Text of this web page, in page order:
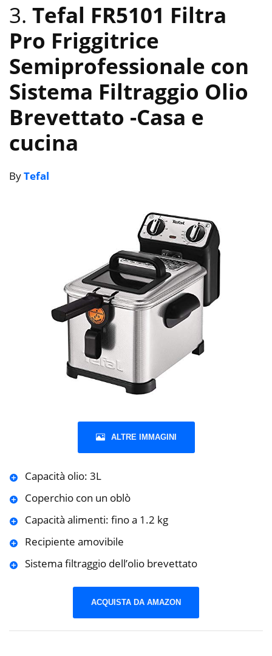
3. Tefal FR5101 Filtra
Pro Friggitrice
Semiprofessionale con
Sistema Filtraggio Olio
Brevettato -Casa e
cucina
ByTefal
ALTRE IMMAGINI
Capacità olio: 3L
Coperchio con un oblò
Capacità alimenti: fino a 1.2 kg
Recipiente amovibile
Sistema filtraggio dell’olio brevettato
ACQUISTA DA AMAZON